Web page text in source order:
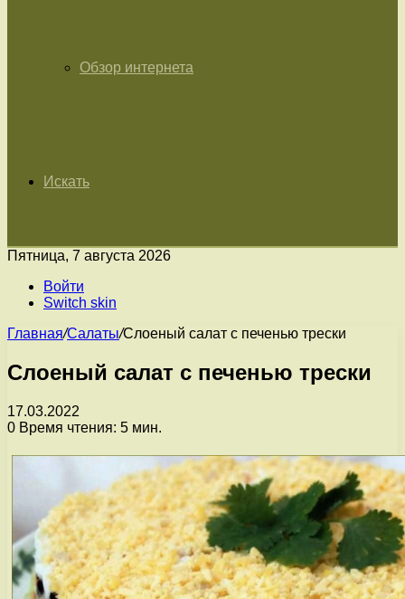
Обзор интернета
Искать
Пятница, 7 августа 2026
Войти
Switch skin
Главная/Салаты/Слоеный салат с печенью трески
Слоеный салат с печенью трески
17.03.2022
0 Время чтения: 5 мин.